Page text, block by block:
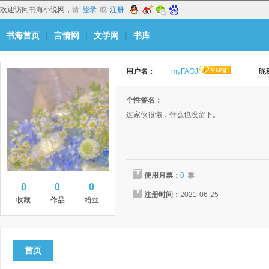
欢迎访问书海小说网， 请 登录 或 注册
书海首页 | 言情网 | 文学网 | 书库
0
收藏
0
作品
0
粉丝
用户名： myFAGJ 昵
个性签名：
这家伙很懒，什么也没留下。
使用月票： 0 票
注册时间： 2021-06-25
首页